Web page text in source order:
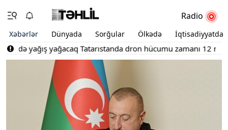
Radio
Xəbərlər Dünyada Sorğular Ölkədə İqtisadiyyatda
yağış yağacaqTatarıstanda dron hücumu zamanı 12 nəfər